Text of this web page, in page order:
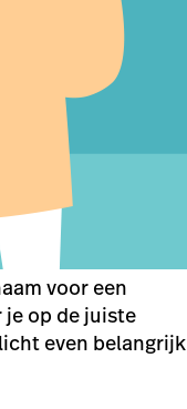
voor een
op de juiste
even belangrijk